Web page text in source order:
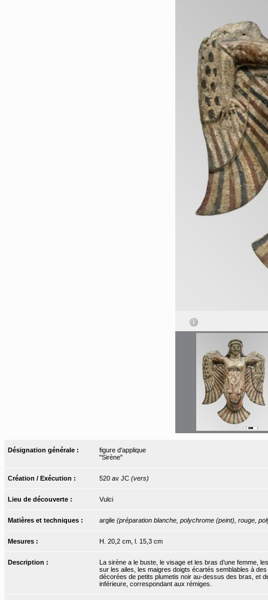
Désignation générale :
figure d'applique
"Sirène"
Création / Exécution : 520 av JC (vers)
Lieu de découverte : Vulci
Matières et techniques : argile (préparation blanche, polychrome (peint), rouge,
Mesures : H. 20,2 cm, l. 15,3 cm
Description :
La sirène a le buste, le visage et les bras d’une femme,
sur les ailes, les maigres doigts écartés semblables à
décorées de petits plumetis noir au-dessus des bras, et
inférieure, correspondant aux rémiges.